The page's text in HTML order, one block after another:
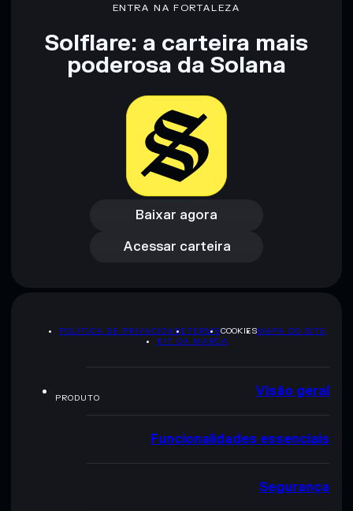
Aviso legal: Esta informação é apenas para fins educativos e
não constitui aconselhamento financeiro. Faz sempre a tua
ENTRA NA FORTALEZA
Solflare: a carteira mais
poderosa da Solana
Baixar agora
Baixar agora
Acessar carteira
Acessar carteira
POLÍTICA DE PRIVACIDADETERMSCOOKIESMAPA DO SITE
KIT DA MARCA
PRODUTO Visão geral
Funcionalidades essenciais
Segurança